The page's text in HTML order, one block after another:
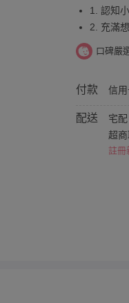
1. 認知
2. 充滿
口碑嚴
付款 信
配送 宅配
超
註冊